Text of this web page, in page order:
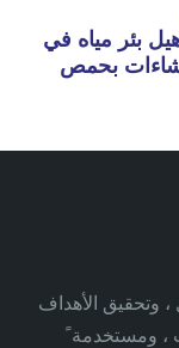
بئر مياه في
بحمص
وتحقيق الأهداف
، ومستخدمة